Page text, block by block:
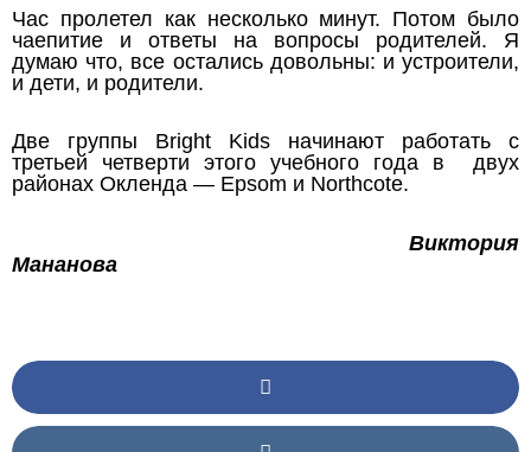
Час пролетел как несколько минут. Потом было
чаепитие и ответы на вопросы родителей. Я
думаю что, все остались довольны: и устроители,
и дети, и родители.
Две группы Bright Kids начинают работать с
третьей четверти этого учебного года в двух
районах Окленда — Epsom и Northcote.
Виктория
Мананова